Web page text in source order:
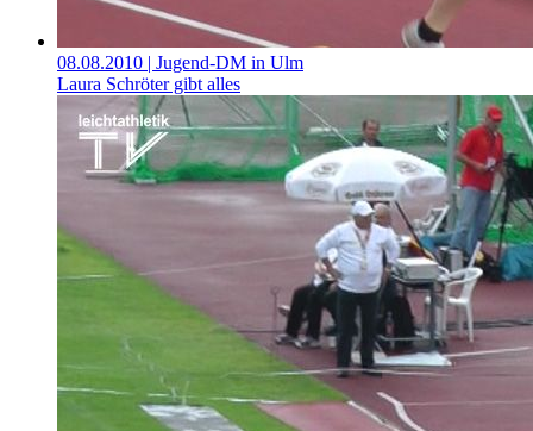
08.08.2010 | Jugend-DM in Ulm
Laura Schröter gibt alles